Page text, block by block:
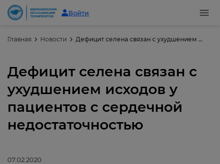
Войти
Главная Новости Дефицит селена связан с ухудшением исходов у пациентов с сердечной недостаточностью
Дефицит селена связан с
ухудшением исходов у
пациентов с сердечной
недостаточностью
07.02.2020